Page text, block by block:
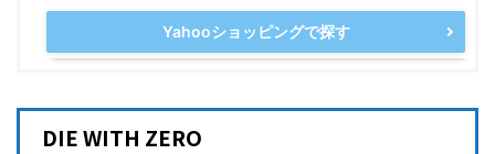
Yahooショッピングで探す
DIE WITH ZERO